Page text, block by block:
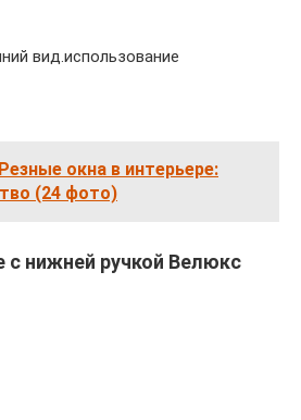
вид.использование
Резные окна в интерьере:
(24 фото)
с нижней ручкой Велюкс